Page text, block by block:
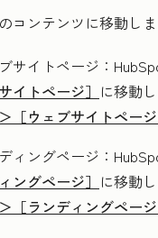
コンテンツに移動しま
サイトページ ：
イトページ］ に移動
［ウェブサイトページ
ィングページ ：
ングページ］ に移動
［ランディングページ